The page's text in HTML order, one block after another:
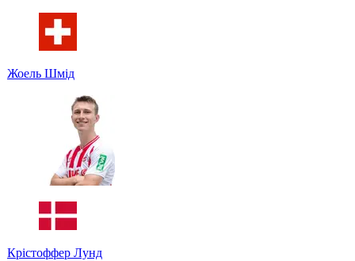
Жоель Шмід
Крістоффер Лунд